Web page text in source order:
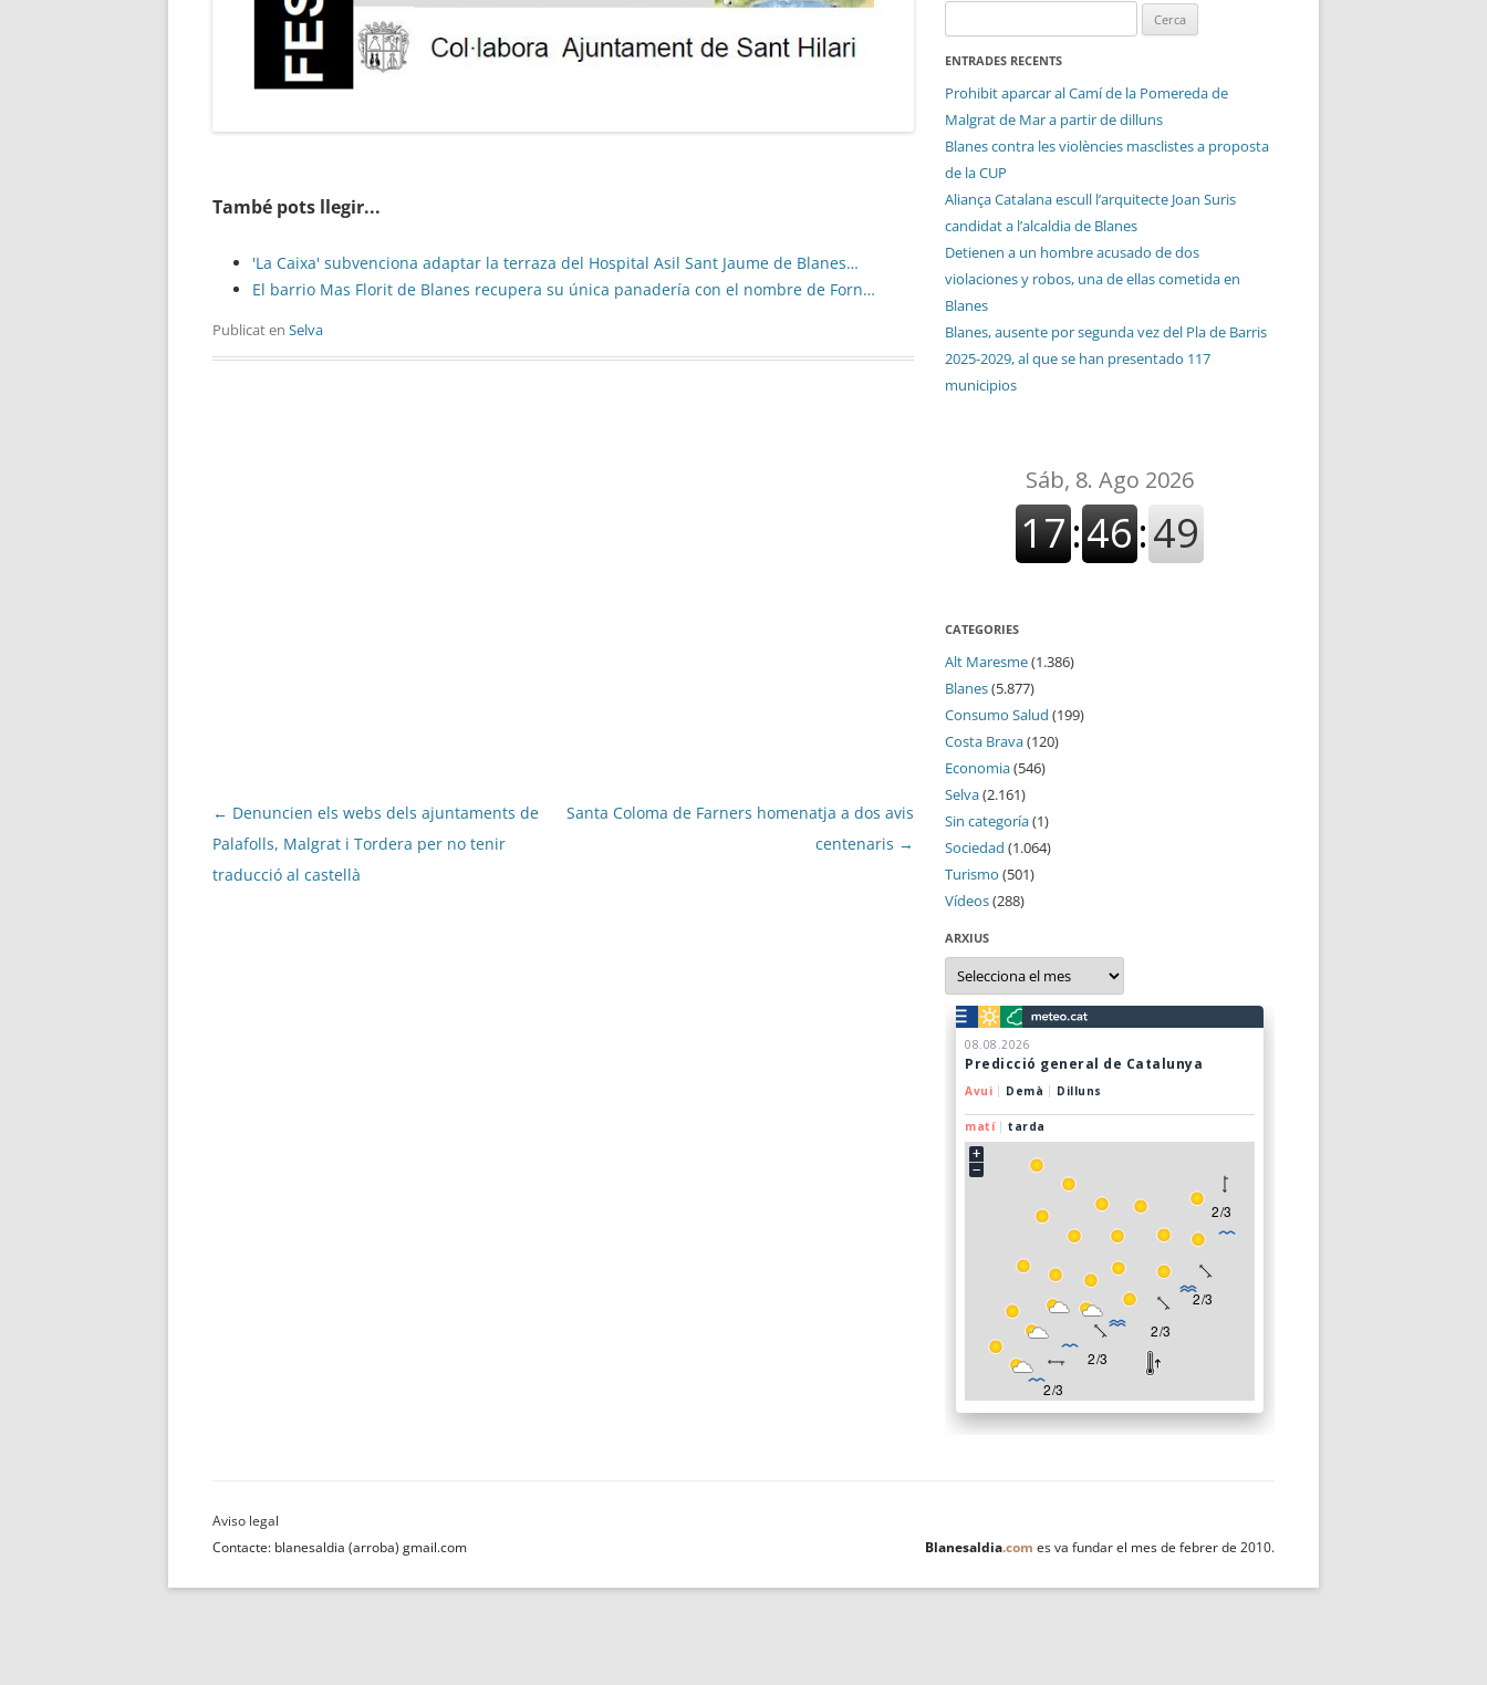
També pots llegir...
'La Caixa' subvenciona adaptar la terraza del Hospital Asil Sant Jaume de Blanes…
El barrio Mas Florit de Blanes recupera su única panadería con el nombre de Forn…
Publicat en Selva
Navegació
per
les
← Denuncien els webs dels ajuntaments de
Palafolls, Malgrat i Tordera per no tenir
traducció al castellà
Santa Coloma de Farners homenatja a dos avis
centenaris →
ENTRADES RECENTS
Prohibit aparcar al Camí de la Pomereda de
Malgrat de Mar a partir de dilluns
Blanes contra les violències masclistes a proposta
de la CUP
Aliança Catalana escull l’arquitecte Joan Suris
candidat a l’alcaldia de Blanes
Detienen a un hombre acusado de dos
violaciones y robos, una de ellas cometida en
Blanes
Blanes, ausente por segunda vez del Pla de Barris
2025-2029, al que se han presentado 117
municipios
CATEGORIES
Alt Maresme(1.386)
Blanes(5.877)
Consumo Salud (199)
Costa Brava(120)
Economia(546)
Selva(2.161)
Sin categoría(1)
Sociedad (1.064)
Turismo (501)
Vídeos(288)
ARXIUS
Arxius
Contacte: blanesaldia (arroba) gmail.com Blanesaldia.com es va fundar el mes de febrer de 2010.